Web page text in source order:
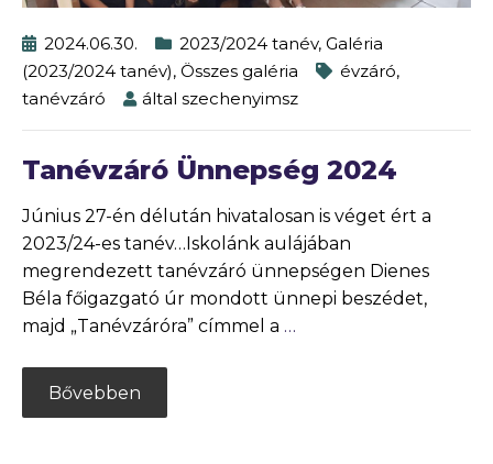
2024.06.30. 2023/2024 tanév, Galéria
(2023/2024 tanév), Összes galéria évzáró,
tanévzáró
által szechenyimsz
Tanévzáró Ünnepség 2024
Június 27-én délután hivatalosan is véget ért a
2023/24-es tanév…Iskolánk aulájában
megrendezett tanévzáró ünnepségen Dienes
Béla főigazgató úr mondott ünnepi beszédet,
majd „Tanévzáróra” címmel a …
Bővebben